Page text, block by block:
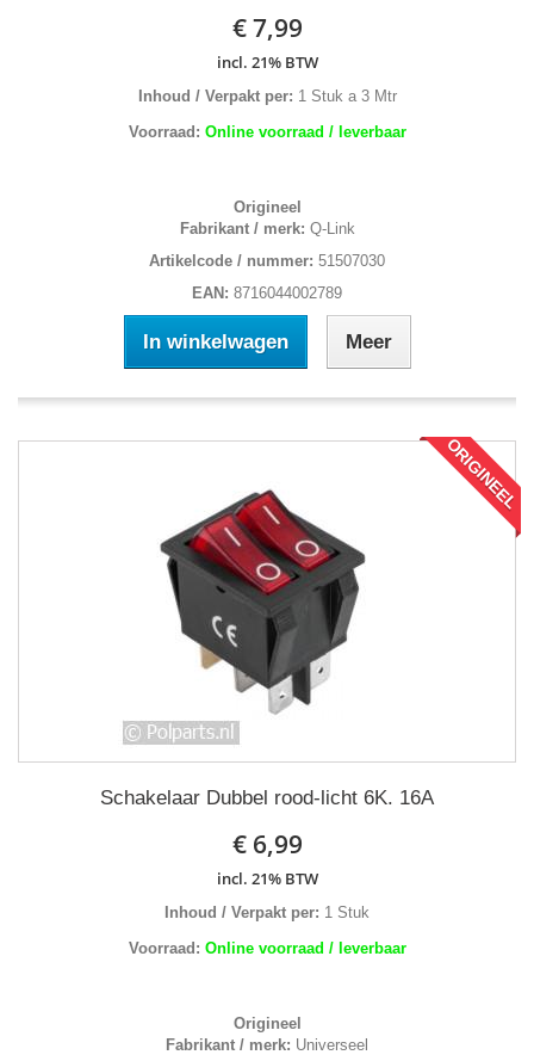
€ 7,99
incl. 21% BTW
Inhoud / Verpakt per: 1 Stuk a 3 Mtr
Voorraad: Online voorraad / leverbaar
Origineel
Fabrikant / merk: Q-Link
Artikelcode / nummer: 51507030
EAN: 8716044002789
In winkelwagen Meer
ORIGINEEL
Schakelaar Dubbel rood-licht 6K. 16A
€ 6,99
incl. 21% BTW
Inhoud / Verpakt per: 1 Stuk
Voorraad: Online voorraad / leverbaar
Origineel
Fabrikant / merk: Universeel